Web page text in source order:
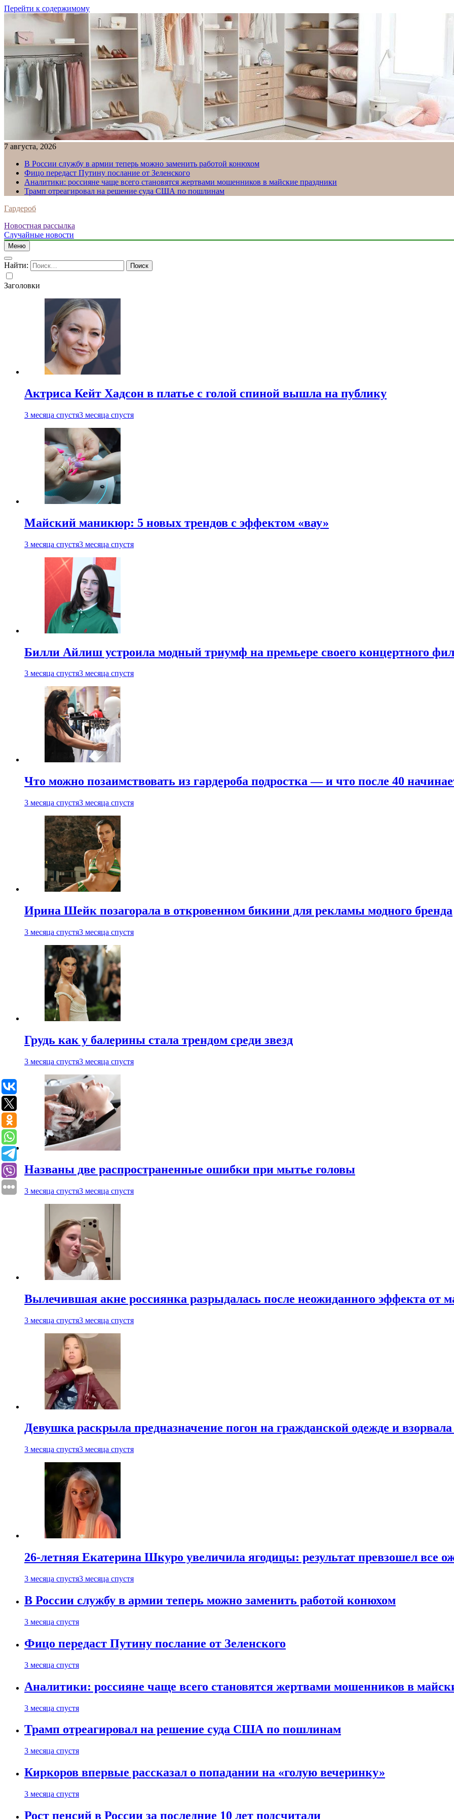
Перейти к содержимому
7 августа, 2026
В России службу в армии теперь можно заменить работой конюхом
Фицо передаст Путину послание от Зеленского
Аналитики: россияне чаще всего становятся жертвами мошенников в майские праздники
Трамп отреагировал на решение суда США по пошлинам
Гардероб
Новостная рассылка
Случайные новости
Меню
Найти:
Заголовки
Актриса Кейт Хадсон в платье с голой спиной вышла на публику
3 месяца спустя3 месяца спустя
Майский маникюр: 5 новых трендов с эффектом «вау»
3 месяца спустя3 месяца спустя
Билли Айлиш устроила модный триумф на премьере своего концертного
3 месяца спустя3 месяца спустя
Что можно позаимствовать из гардероба подростка — и что после 40
3 месяца спустя3 месяца спустя
Ирина Шейк позагорала в откровенном бикини для рекламы модного бренда
3 месяца спустя3 месяца спустя
Грудь как у балерины стала трендом среди звезд
3 месяца спустя3 месяца спустя
Названы две распространенные ошибки при мытье головы
3 месяца спустя3 месяца спустя
Вылечившая акне россиянка разрыдалась после неожиданного эффекта от
3 месяца спустя3 месяца спустя
Девушка раскрыла предназначение погон на гражданской одежде и взорвала
3 месяца спустя3 месяца спустя
26-летняя Екатерина Шкуро увеличила ягодицы: результат превзошел все
3 месяца спустя3 месяца спустя
В России службу в армии теперь можно заменить работой конюхом
3 месяца спустя
Фицо передаст Путину послание от Зеленского
3 месяца спустя
Аналитики: россияне чаще всего становятся жертвами мошенников в
3 месяца спустя
Трамп отреагировал на решение суда США по пошлинам
3 месяца спустя
Киркоров впервые рассказал о попадании на «голую вечеринку»
3 месяца спустя
Рост пенсий в России за последние 10 лет подсчитали